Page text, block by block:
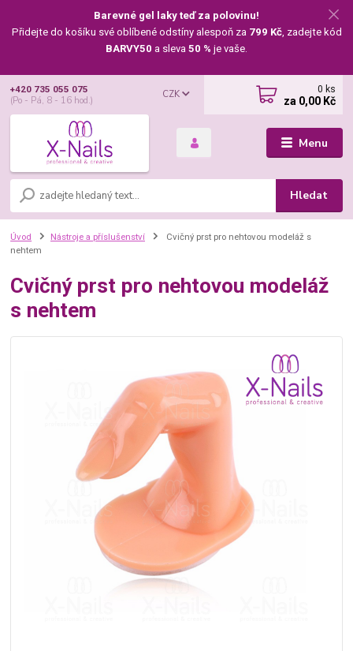
Barevné gel laky teď za polovinu!
Přidejte do košíku své oblíbené odstíny alespoň za 799 Kč, zadejte kód
BARVY50 a sleva 50 % je vaše.
Menu
CZK
Hledat
+420 735 055 075
(Po - Pá, 8 - 16 hod.)
0 ks
za 0,00 Kč
Úvod Nástroje a příslušenství
Cvičný prst pro nehtovou modeláž s
nehtem
Cvičný prst pro nehtovou modeláž
s nehtem